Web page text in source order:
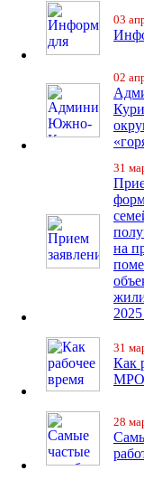
03
02
31
на
31
Как
28